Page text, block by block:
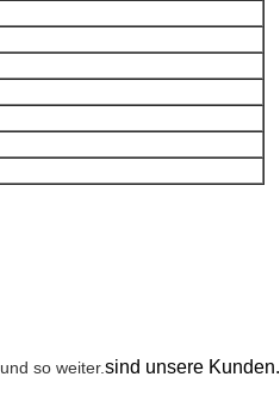
und so weiter.sind unsere Kunden.